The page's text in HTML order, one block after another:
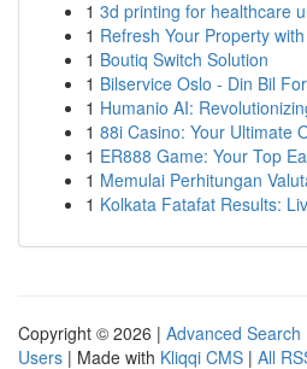
1 3d printing for healthcare
1 Refresh Your Property
1 Boutiq Switch Solution
1 Bilservice Oslo - Din Bil
1 Humanio AI:
1 88i Casino: Your Ultimate
1 ER888 Game: Your Top
1 Memulai Perhitungan
1 Kolkata Fatafat Results:
Copyright © 2026 | Advanced Search
Users | Made with Kliqqi CMS | All